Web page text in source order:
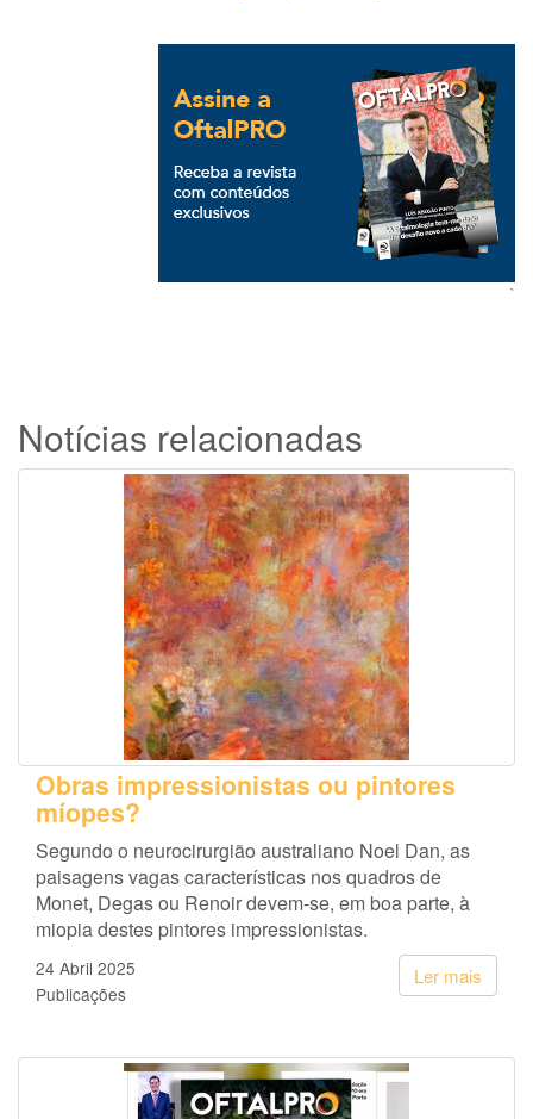
`
Notícias relacionadas
Obras impressionistas ou pintores
míopes?
Segundo o neurocirurgião australiano Noel Dan, as
paisagens vagas características nos quadros de
Monet, Degas ou Renoir devem-se, em boa parte, à
miopia destes pintores impressionistas.
Ler mais
24 Abril 2025
Publicações